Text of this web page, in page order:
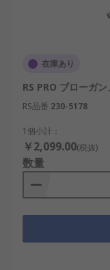
在庫あり
RS PRO ブローガ
RS品番 230-5178
1個小計：
￥2,099.00(税抜)
数量